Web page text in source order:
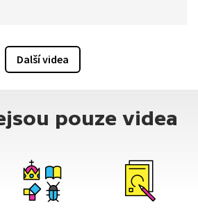
ukázat své město očima
Semenka a vzniká silná
Projekt pokračuje, děti se
Další videa
pouze videa